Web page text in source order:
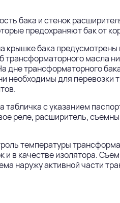
бака и стенок
предохраняют бак от
крышке бака
масла
трансформаторного
необходимы для перевозки
с указанием
реле, расширитель,
температуры
и в качестве изолятора.
наружу активной части